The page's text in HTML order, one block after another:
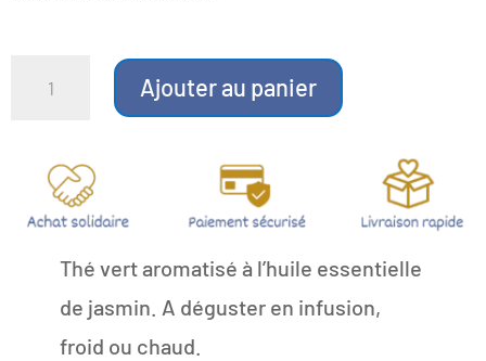
Ajouter au panier
Thé vert aromatisé à l’huile essentielle
de jasmin. A déguster en infusion,
froid ou chaud.